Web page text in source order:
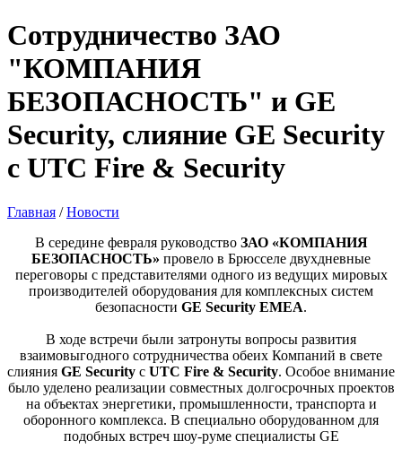
Сотрудничество ЗАО
"КОМПАНИЯ
БЕЗОПАСНОСТЬ" и GE
Security, слияние GE Security
с UTC Fire & Security
Главная /Новости
В середине февраля руководство ЗАО «КОМПАНИЯ
БЕЗОПАСНОСТЬ» провело в Брюсселе двухдневные
переговоры с представителями одного из ведущих мировых
производителей оборудования для комплексных систем
безопасности GE Security EMEA.
В ходе встречи были затронуты вопросы развития
взаимовыгодного сотрудничества обеих Компаний в свете
слияния GE Security с UTC Fire & Security. Особое внимание
было уделено реализации совместных долгосрочных проектов
на объектах энергетики, промышленности, транспорта и
оборонного комплекса. В специально оборудованном для
подобных встреч шоу-руме специалисты GE